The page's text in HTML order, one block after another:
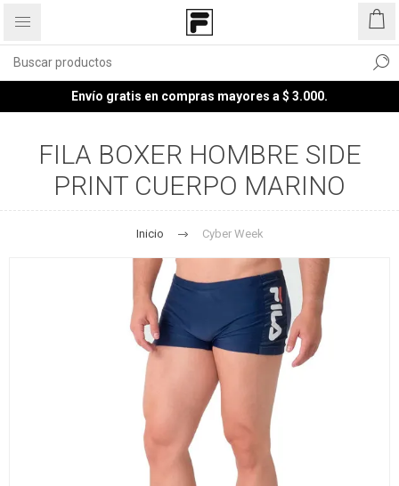
Envío gratis en compras mayores a $ 3.000.
FILA BOXER HOMBRE SIDE
PRINT CUERPO MARINO
Inicio Cyber Week